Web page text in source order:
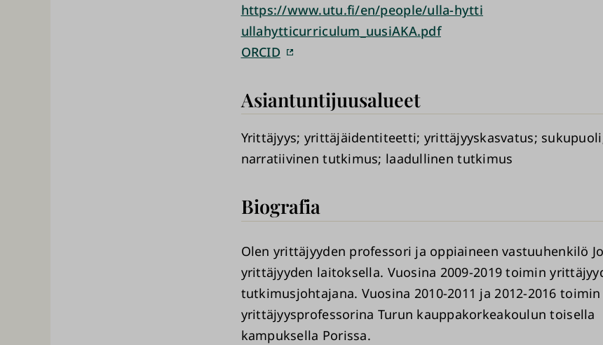
https://www.utu.fi/en/people/ulla-hytti
ullahytticurriculum_uusiAKA.pdf
ORCID
Asiantuntijuusalueet
Yrittäjyys yrittäjäidentiteetti yrittäjyyskasvatus sukupuoli
narratiivinen tutkimus laadullinen tutkimus
Biografia
Olen yrittäjyyden professori ja oppiaineen vastuuhenkilö
yrittäjyyden laitoksella. Vuosina 2009-2019 toimin
tutkimusjohtajana. Vuosina 2010-2011 ja 2012-2016
yrittäjyysprofessorina Turun kauppakorkeakoulun toisella
kampuksella Porissa.